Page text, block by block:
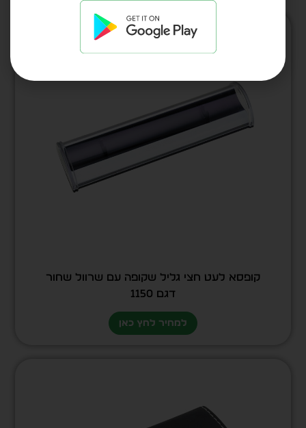
קופסא לעט חצי גליל שקופה עם שרוול שחור
דגם 1150
למחיר לחץ כאן